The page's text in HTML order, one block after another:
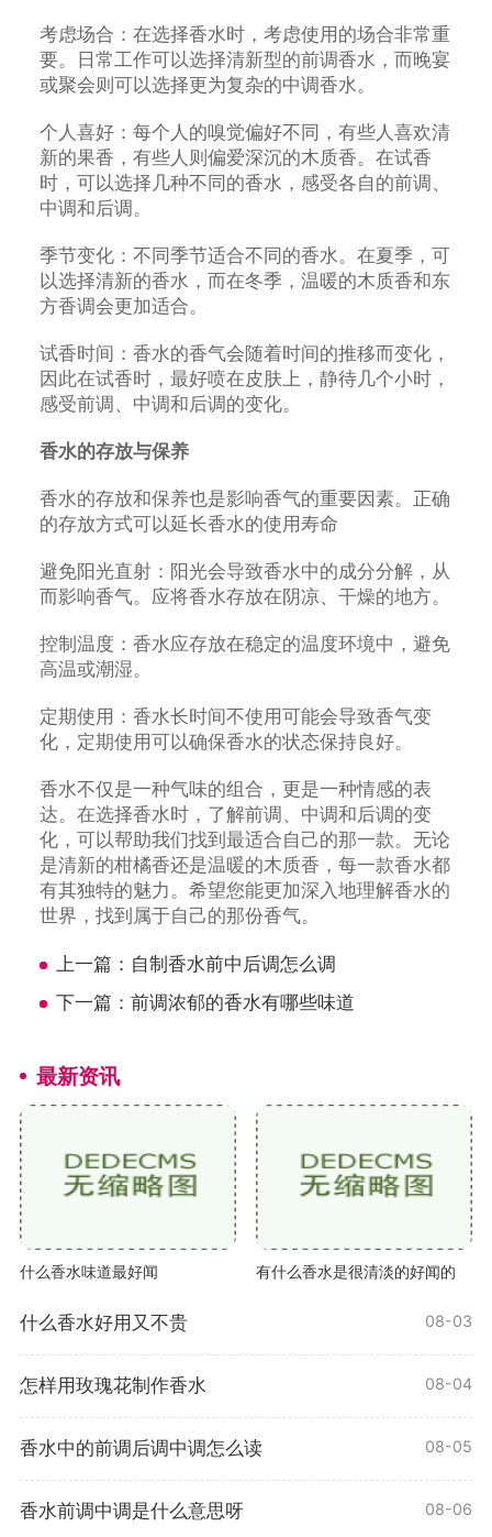
考虑场合：在选择香水时，考虑使用的场合非常重
要。日常工作可以选择清新型的前调香水，而晚宴
或聚会则可以选择更为复杂的中调香水。
个人喜好：每个人的嗅觉偏好不同，有些人喜欢清
新的果香，有些人则偏爱深沉的木质香。在试香
时，可以选择几种不同的香水，感受各自的前调、
中调和后调。
季节变化：不同季节适合不同的香水。在夏季，可
以选择清新的香水，而在冬季，温暖的木质香和东
方香调会更加适合。
试香时间：香水的香气会随着时间的推移而变化，
因此在试香时，最好喷在皮肤上，静待几个小时，
感受前调、中调和后调的变化。
香水的存放与保养
香水的存放和保养也是影响香气的重要因素。正确
的存放方式可以延长香水的使用寿命
避免阳光直射：阳光会导致香水中的成分分解，从
而影响香气。应将香水存放在阴凉、干燥的地方。
控制温度：香水应存放在稳定的温度环境中，避免
高温或潮湿。
定期使用：香水长时间不使用可能会导致香气变
化，定期使用可以确保香水的状态保持良好。
香水不仅是一种气味的组合，更是一种情感的表
达。在选择香水时，了解前调、中调和后调的变
化，可以帮助我们找到最适合自己的那一款。无论
是清新的柑橘香还是温暖的木质香，每一款香水都
有其独特的魅力。希望您能更加深入地理解香水的
世界，找到属于自己的那份香气。
上一篇： 自制香水前中后调怎么调
下一篇： 前调浓郁的香水有哪些味道
最新资讯
什么香水味道最好闻 有什么香水是很清淡的好闻的
什么香水好用又不贵 08-03
怎样用玫瑰花制作香水 08-04
香水中的前调后调中调怎么读 08-05
香水前调中调是什么意思呀 08-06